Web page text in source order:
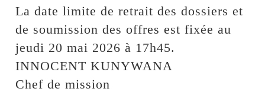
La date limite de retrait des dossiers et
de soumission des offres est fixée au
jeudi 20 mai 2026 à 17h45.
INNOCENT KUNYWANA
Chef de mission